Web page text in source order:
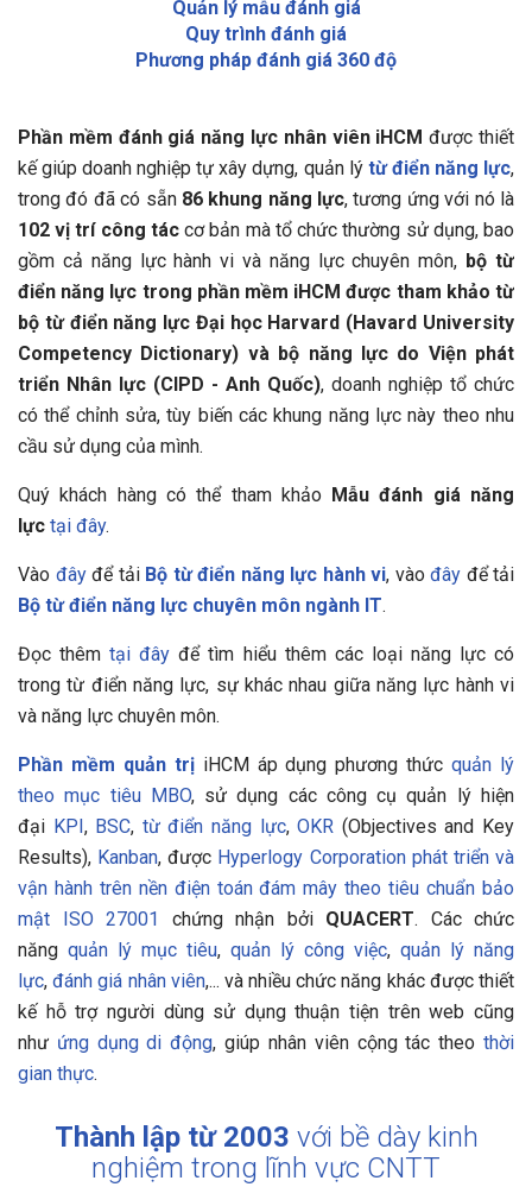
Quản lý mẫu đánh giá
Quy trình đánh giá
Phương pháp đánh giá 360 độ
Phần mềm đánh giá năng lực nhân viên iHCM được thiết
kế giúp doanh nghiệp tự xây dựng, quản lý từ điển năng lực,
trong đó đã có sẵn 86 khung năng lực, tương ứng với nó là
102 vị trí công táccơ bản mà tổ chức thường sử dụng, bao
gồm cả năng lực hành vi và năng lực chuyên môn, bộ từ
điển năng lực trong phần mềm iHCM được tham khảo từ
bộ từ điển năng lực Đại học Harvard (Havard University
Competency Dictionary) và bộ năng lực do Viện phát
triển Nhân lực (CIPD - Anh Quốc), doanh nghiệp tổ chức
có thể chỉnh sửa, tùy biến các khung năng lực này theo nhu
cầu sử dụng của mình.
Quý khách hàng có thể tham khảo Mẫu đánh giá năng
lực tại đây.
Vào đâyđể tải Bộ từ điển năng lực hành vi, vào đây để tải
Bộ từ điển năng lực chuyên môn ngành IT.
Đọc thêmtại đây để tìm hiểu thêm các loại năng lực có
trong từ điển năng lực, sự khác nhau giữa năng lực hành vi
và năng lực chuyên môn.
Phần mềm quản trịiHCM áp dụng phương thứcquản lý
theo mục tiêu MBO, sử dụng các công cụ quản lý hiện
đại KPI , BSC, từ điển năng lực,OKR (Objectives and Key
Results), Kanban, được Hyperlogy Corporation phát triển và
vận hành trên nền điện toán đám mây theo tiêu chuẩn bảo
mật ISO 27001
chứng nhận bởi QUACERT. Các chức
năng quản lý mục tiêu, quản lý công việc, quản lý năng
lực,đánh giá nhân viên,... và nhiều chức năng khác được thiết
kế hỗ trợ người dùng sử dụng thuận tiện trên web cũng
như ứng dụng di động, giúp nhân viên cộng tác theothời
gian thực.
Thành lập từ 2003 với bề dày kinh
nghiệm trong lĩnh vực CNTT